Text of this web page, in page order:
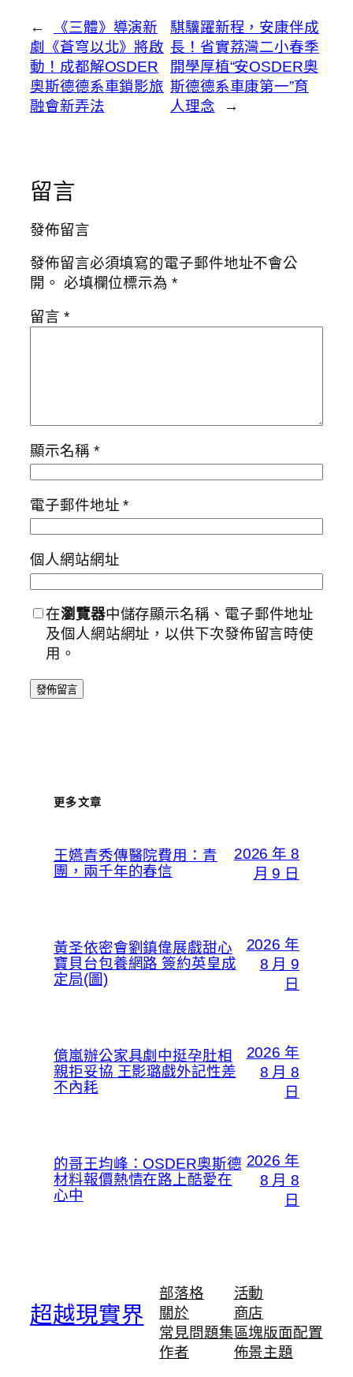
←
《三體》導演新
劇《蒼穹以北》將啟
動！成都解OSDER
奧斯德德系車鎖影旅
融會新弄法
騏驥躍新程，安康伴成
長！省實荔灣二小春季
開學厚植“安OSDER奧
斯德德系車康第一”育
人理念
→
留言
發佈留言
發佈留言必須填寫的電子郵件地址不會公
開。 必填欄位標示為 *
留言 *
顯示名稱 *
電子郵件地址*
個人網站網址
在瀏覽器中儲存顯示名稱、電子郵件地址
及個人網站網址，以供下次發佈留言時使
用。
更多文章
王嬿青秀傳醫院費用：青
團，兩千年的春信
2026 年 8
月 9 日
黃圣依密會劉鎮偉展戲甜心
寶貝台包養網路 簽約英皇成
定局(圖)
2026 年
8 月 9
日
億嵐辦公家具劇中挺孕肚相
親拒妥協 王影璐戲外記性差
不內耗
2026 年
8 月 8
日
的哥王均峰：OSDER奧斯德
材料報價熱情在路上酷愛在
心中
2026 年
8 月 8
日
超越現實界
部落格
關於
常見問題集
作者
活動
商店
區塊版面配置
佈景主題